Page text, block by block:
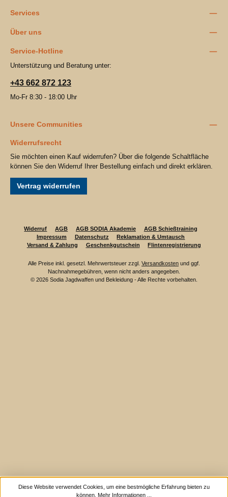
Services
Über uns
Service-Hotline
Unterstützung und Beratung unter:
+43 662 872 123
Mo-Fr 8:30 - 18:00 Uhr
Unsere Communities
Widerrufsrecht
Sie möchten einen Kauf widerrufen? Über die folgende Schaltfläche
können Sie den Widerruf Ihrer Bestellung einfach und direkt erklären.
Vertrag widerrufen
Widerruf AGB AGB SODIA Akademie
AGB Schießtraining
Impressum
Datenschutz
Reklamation & Umtausch
Versand & Zahlung
Geschenkgutschein Flintenregistrierung
Alle Preise inkl. gesetzl. Mehrwertsteuer zzgl. Versandkosten und ggf.
Nachnahmegebühren, wenn nicht anders angegeben.
© 2026 Sodia Jagdwaffen und Bekleidung - Alle Rechte vorbehalten.
Diese Website verwendet Cookies, um eine bestmögliche Erfahrung bieten zu
können. Mehr Informationen ...